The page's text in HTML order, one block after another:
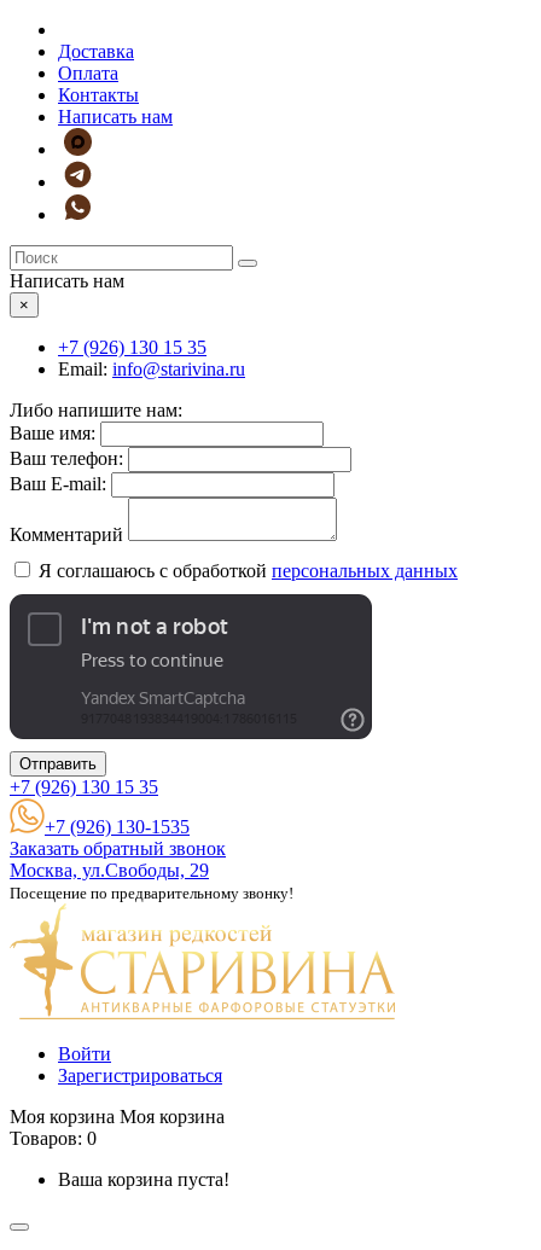
Доставка
Оплата
Контакты
Написать нам
Написать нам
×
+7 (926) 130 15 35
Email: info@starivina.ru
Либо напишите нам:
Ваше имя:
Ваш телефон:
Ваш E-mail:
Комментарий
Я соглашаюсь с обработкой персональных данных
Отправить
+7 (926) 130 15 35
+7 (926) 130-1535
Заказать обратный звонок
Москва, ул.Свободы, 29
Посещение по предварительному звонку!
Войти
Зарегистрироваться
Моя корзина Моя корзина
Товаров: 0
Ваша корзина пуста!